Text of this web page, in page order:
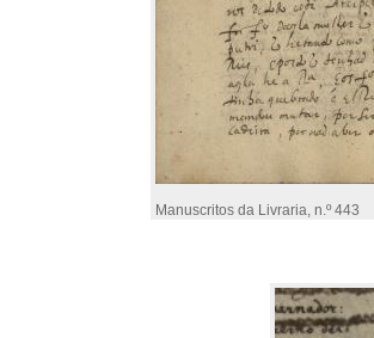
Manuscritos da Livraria, n.º 443